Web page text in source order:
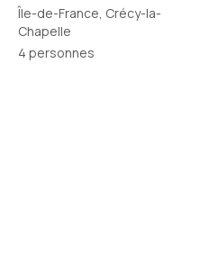
Crécy‑la‑Chapelle
Île-de-France, Crécy-la-
Chapelle
4 personnes